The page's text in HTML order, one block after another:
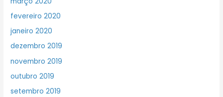
fevereiro 2020
janeiro 2020
dezembro 2019
novembro 2019
outubro 2019
setembro 2019